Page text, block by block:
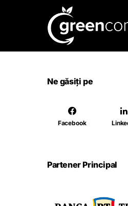
Ne găsiți pe
Facebook
Partener Principal